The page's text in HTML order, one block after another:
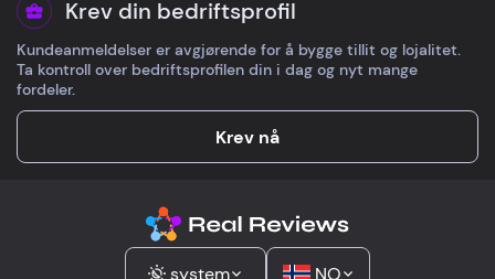
Krev din bedriftsprofil
Kundeanmeldelser er avgjørende for å bygge tillit og lojalitet.
Ta kontroll over bedriftsprofilen din i dag og nyt mange
fordeler.
Krev nå
system NO